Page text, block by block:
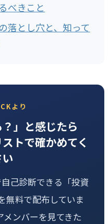
べきこと
落とし穴と、知って
より
？」と感じたら
トで確かめてく
己診断できる「投資
無料で配布していま
メンバーを見てきた